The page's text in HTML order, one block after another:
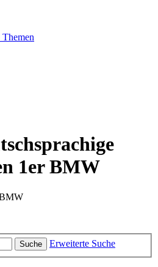
1er BMW
Suche Erweiterte Suche